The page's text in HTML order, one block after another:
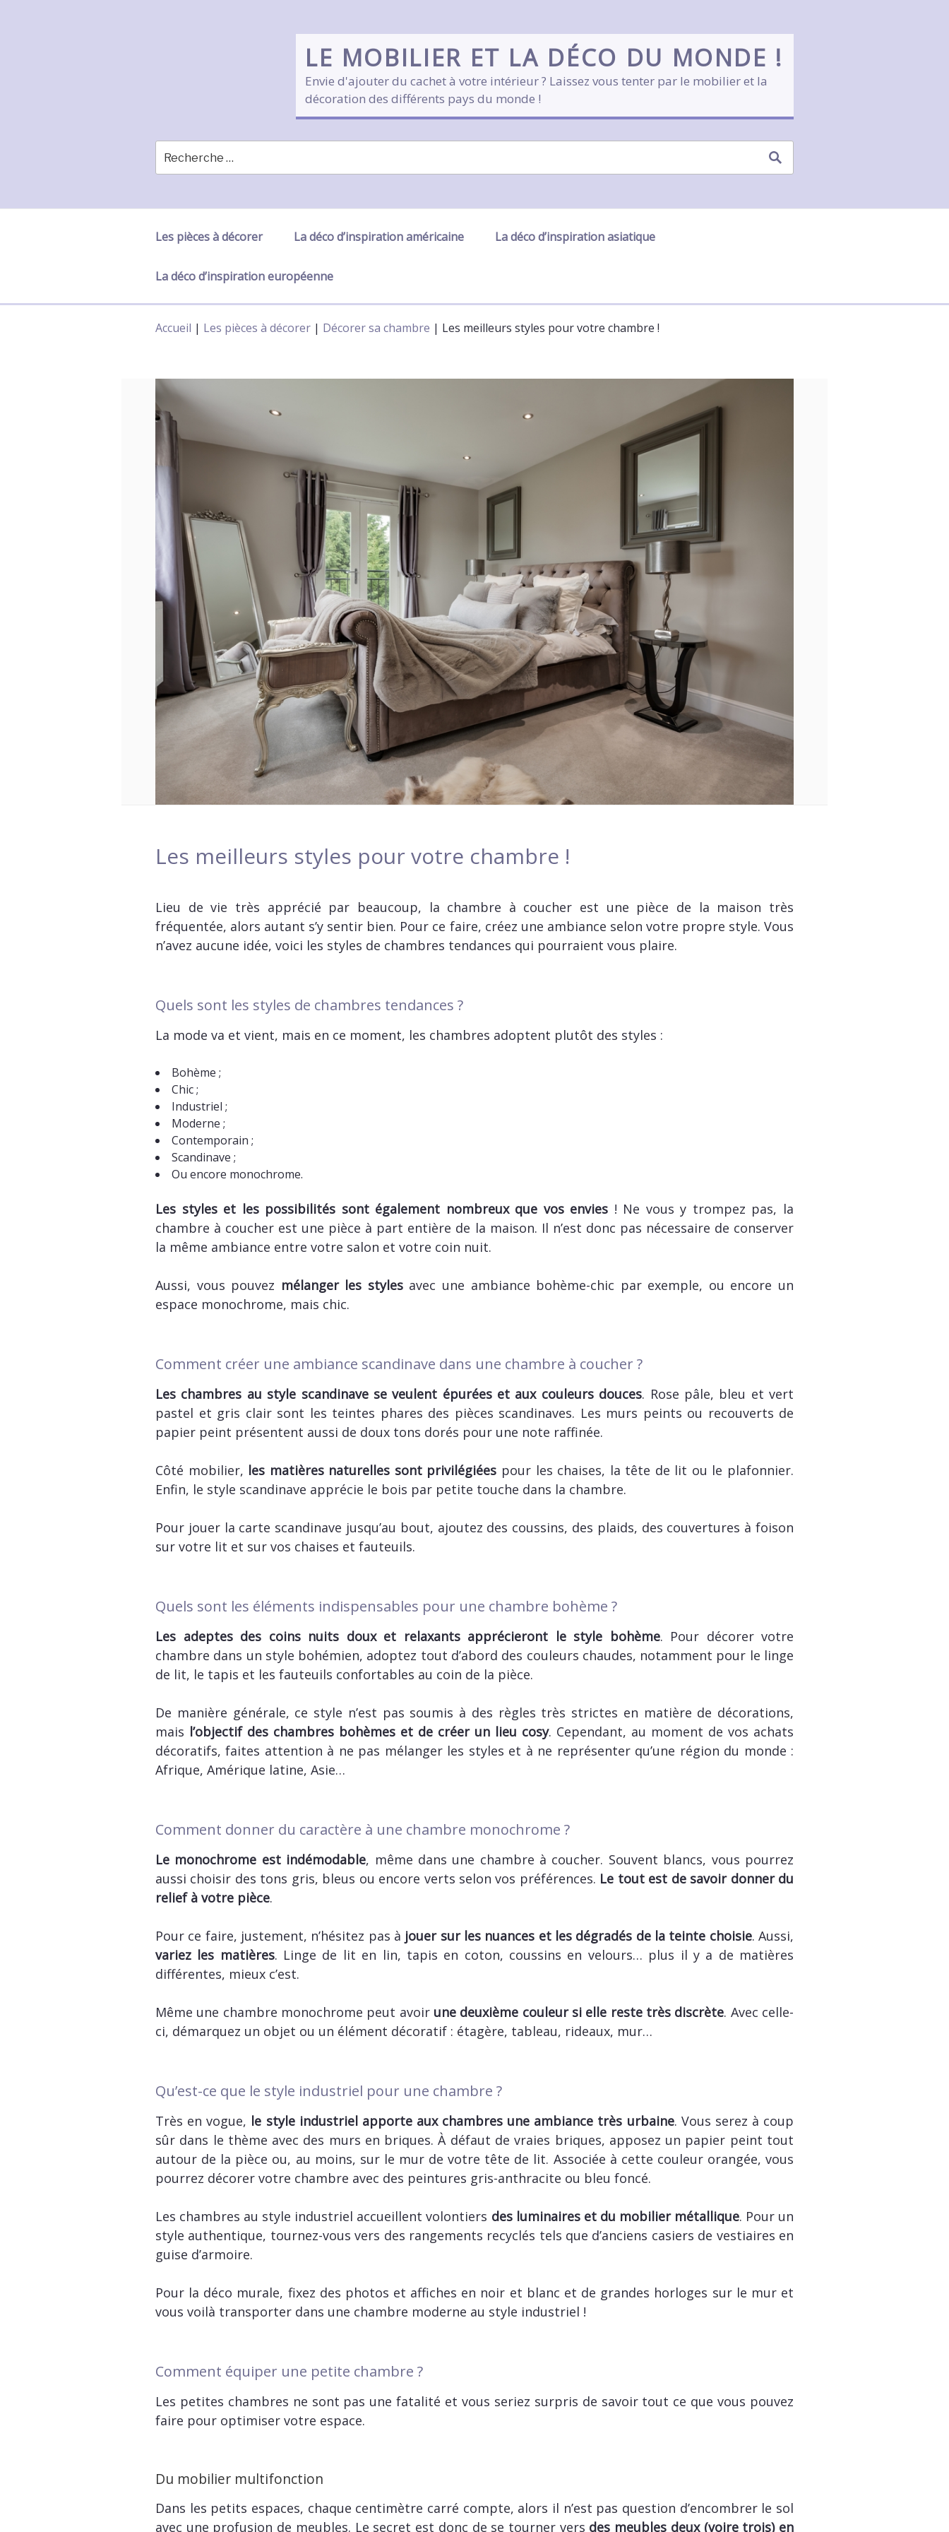
LE MOBILIER ET LA DÉCO DU MONDE !
Envie d'ajouter du cachet à votre intérieur ? Laissez vous tenter par le mobilier et la
décoration des différents pays du monde !
Les pièces à décorer La déco d’inspiration américaine La déco d’inspiration asiatique
La déco d’inspiration européenne
Accueil | Les pièces à décorer | Décorer sa chambre | Les meilleurs styles pour votre chambre !
Les meilleurs styles pour votre chambre !
Lieu de vie très apprécié par beaucoup, la chambre à coucher est une pièce de la maison très
fréquentée, alors autant s’y sentir bien. Pour ce faire, créez une ambiance selon votre propre style. Vous
n’avez aucune idée, voici les styles de chambres tendances qui pourraient vous plaire.
Quels sont les styles de chambres tendances ?
La mode va et vient, mais en ce moment, les chambres adoptent plutôt des styles :
Bohème ;
Chic ;
Industriel ;
Moderne ;
Contemporain ;
Scandinave ;
Ou encore monochrome.
Les styles et les possibilités sont également nombreux que vos envies ! Ne vous y trompez pas, la
chambre à coucher est une pièce à part entière de la maison. Il n’est donc pas nécessaire de conserver
la même ambiance entre votre salon et votre coin nuit.
Aussi, vous pouvez mélanger les stylesavec une ambiance bohème-chic par exemple, ou encore un
espace monochrome, mais chic.
Comment créer une ambiance scandinave dans une chambre à coucher ?
Les chambres au style scandinave se veulent épurées et aux couleurs douces. Rose pâle, bleu et vert
pastel et gris clair sont les teintes phares des pièces scandinaves. Les murs peints ou recouverts de
papier peint présentent aussi de doux tons dorés pour une note raffinée.
Côté mobilier, les matières naturelles sont privilégiées pour les chaises, la tête de lit ou le plafonnier.
Enfin, le style scandinave apprécie le bois par petite touche dans la chambre.
Pour jouer la carte scandinave jusqu’au bout, ajoutez des coussins, des plaids, des couvertures à foison
sur votre lit et sur vos chaises et fauteuils.
Quels sont les éléments indispensables pour une chambre bohème ?
Les adeptes des coins nuits doux et relaxants apprécieront le style bohème. Pour décorer votre
chambre dans un style bohémien, adoptez tout d’abord des couleurs chaudes, notamment pour le linge
de lit, le tapis et les fauteuils confortables au coin de la pièce.
De manière générale, ce style n’est pas soumis à des règles très strictes en matière de décorations,
mais l’objectif des chambres bohèmes et de créer un lieu cosy. Cependant, au moment de vos achats
décoratifs, faites attention à ne pas mélanger les styles et à ne représenter qu’une région du monde :
Afrique, Amérique latine, Asie…
Comment donner du caractère à une chambre monochrome ?
Le monochrome est indémodable, même dans une chambre à coucher. Souvent blancs, vous pourrez
aussi choisir des tons gris, bleus ou encore verts selon vos préférences. Le tout est de savoir donner du
relief à votre pièce.
Pour ce faire, justement, n’hésitez pas à jouer sur les nuances et les dégradés de la teinte choisie. Aussi,
variez les matières. Linge de lit en lin, tapis en coton, coussins en velours… plus il y a de matières
différentes, mieux c’est.
Même une chambre monochrome peut avoir une deuxième couleur si elle reste très discrète. Avec celle-
ci, démarquez un objet ou un élément décoratif : étagère, tableau, rideaux, mur…
Qu’est-ce que le style industriel pour une chambre ?
Très en vogue, le style industriel apporte aux chambres une ambiance très urbaine. Vous serez à coup
sûr dans le thème avec des murs en briques. À défaut de vraies briques, apposez un papier peint tout
autour de la pièce ou, au moins, sur le mur de votre tête de lit. Associée à cette couleur orangée, vous
pourrez décorer votre chambre avec des peintures gris-anthracite ou bleu foncé.
Les chambres au style industriel accueillent volontiers des luminaires et du mobilier métallique. Pour un
style authentique, tournez-vous vers des rangements recyclés tels que d’anciens casiers de vestiaires en
guise d’armoire.
Pour la déco murale, fixez des photos et affiches en noir et blanc et de grandes horloges sur le mur et
vous voilà transporter dans une chambre moderne au style industriel !
Comment équiper une petite chambre ?
Les petites chambres ne sont pas une fatalité et vous seriez surpris de savoir tout ce que vous pouvez
faire pour optimiser votre espace.
Du mobilier multifonction
Dans les petits espaces, chaque centimètre carré compte, alors il n’est pas question d’encombrer le sol
avec une profusion de meubles. Le secret est donc de se tourner vers des meubles deux (voire trois) en